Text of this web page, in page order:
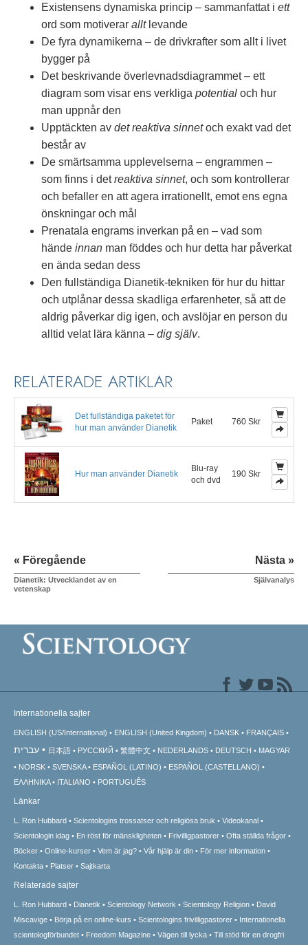
Existensens dynamiska princip – sammanfattat i ett
ord som motiverar alltlevande
De fyra dynamikerna – de drivkrafter som allt i livet
bygger på
Det beskrivande överlevnadsdiagrammet – ett
diagram som visar ens verkliga potential och hur
man uppnår den
Upptäckten av det reaktiva sinnetoch exakt vad det
består av
De smärtsamma upplevelserna – engrammen –
som finns i detreaktiva sinnet, och som kontrollerar
och befaller en att agera irrationellt, emot ens egna
önskningar och mål
Prenatala engrams inverkan på en – vad som
hände innan man föddes och hur detta har påverkat
en ända sedan dess
Den fullständiga Dianetik-tekniken för hur du hittar
och utplånar dessa skadliga erfarenheter, så att de
aldrig påverkar dig igen, och avslöjar en person du
alltid velat lära känna – dig själv.
RELATERADE ARTIKLAR
Det fullständiga paketet för
hur man använder Dianetik
Paket 760 Skr
Hur man använder Dianetik
Blu-ray
och dvd
190 Skr
« Föregående
Dianetik: Utvecklandet av en
vetenskap
Nästa »
Självanalys
Internationella sajter
ENGLISH (US/International) ENGLISH (United Kingdom) DANSK FRANÇAIS
עברית 日本語 РУССКИЙ 繁體中文 NEDERLANDS DEUTSCH
MAGYAR
NORSK
SVENSKA ESPAÑOL (LATINO)
ESPAÑOL (CASTELLANO)
ΕΛΛΗΝΙΚA
ITALIANO PORTUGUÊS
Länkar
L. Ron Hubbard Scientologins trossatser och religiösa bruk
Videokanal
Scientologin idag
En röst för mänskligheten Frivilligpastorer
Ofta ställda frågor
Böcker
Online-kurser Vem är jag? Vår hjälp är din
För mer information
Kontakta
Platser Sajtkarta
Relaterade sajter
L. Ron Hubbard Dianetik Scientology Network Scientology Religion
David
Miscavige
Börja på en online-kurs Scientologins frivilligpastorer
Internationella
scientologförbundet
Freedom Magazine Vägen till lycka Till stöd för en drogfri